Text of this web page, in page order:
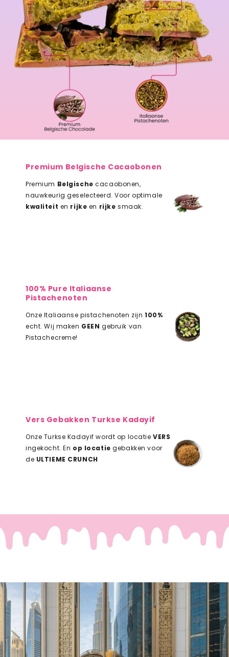
Premium Belgische Cacaobonen
Premium Belgische cacaobonen,
nauwkeurig geselecteerd. Voor optimale
kwaliteit en rijke en rijke smaak.
100% Pure Italiaanse
Pistachenoten
Onze Italiaanse pistachenoten zijn 100%
echt. Wij maken GEEN gebruik van
Pistachecreme!
Vers Gebakken Turkse Kadayif
Onze Turkse Kadayif wordt op locatieVERS
ingekocht. En op locatiegebakken voor
de ULTIEME CRUNCH
Waar Passie en Luxe
Samenkomen